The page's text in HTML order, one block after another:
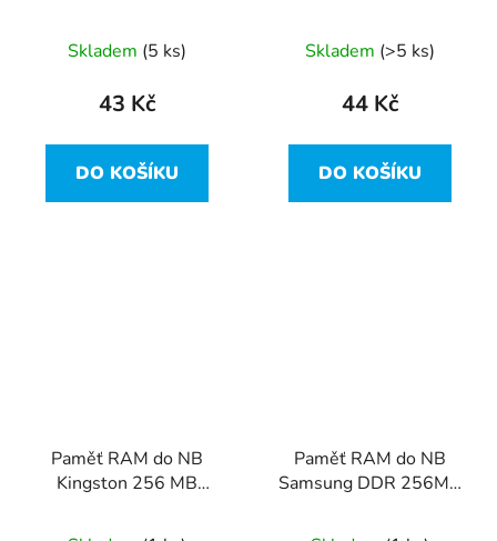
Skladem (5 ks)
43 Kč
DO KOŠÍKU
Skladem (>5 ks)
44 Kč
DO KOŠÍKU
Paměť RAM do NB
Kingston 256 MB
- KTM-TP9828/256
Paměť RAM do NB
Samsung DDR 256MB
M470L3224FTO-CB0